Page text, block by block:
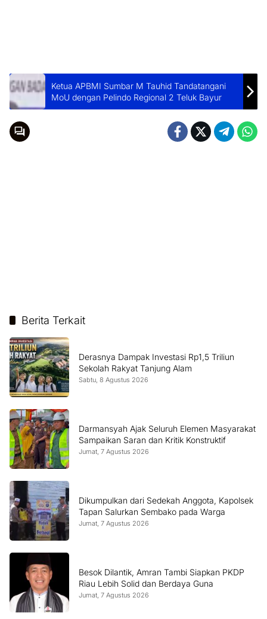
Ketua APBMI Sumbar M Tauhid Tandatangani
MoU dengan Pelindo Regional 2 Teluk Bayur
Berita Terkait
Derasnya Dampak Investasi Rp1,5 Triliun
Sekolah Rakyat Tanjung Alam
Sabtu, 8 Agustus 2026
Darmansyah Ajak Seluruh Elemen Masyarakat
Sampaikan Saran dan Kritik Konstruktif
Jumat, 7 Agustus 2026
Dikumpulkan dari Sedekah Anggota, Kapolsek
Tapan Salurkan Sembako pada Warga
Jumat, 7 Agustus 2026
Besok Dilantik, Amran Tambi Siapkan PKDP
Riau Lebih Solid dan Berdaya Guna
Jumat, 7 Agustus 2026